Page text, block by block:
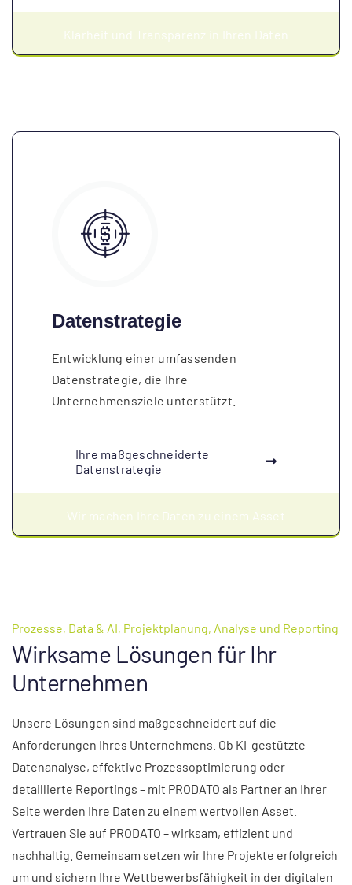
Klarheit und Transparenz in Ihren Daten
Datenstrategie
Entwicklung einer umfassenden
Datenstrategie, die Ihre
Unternehmensziele unterstützt.
Ihre maßgeschneiderte
Datenstrategie
Wir machen Ihre Daten zu einem Asset
Prozesse, Data & AI, Projektplanung, Analyse und Reporting
Wirksame Lösungen für Ihr
Unternehmen
Unsere Lösungen sind maßgeschneidert auf die
Anforderungen Ihres Unternehmens. Ob KI-gestützte
Datenanalyse, effektive Prozessoptimierung oder
detaillierte Reportings – mit PRODATO als Partner an Ihrer
Seite werden Ihre Daten zu einem wertvollen Asset.
Vertrauen Sie auf PRODATO – wirksam, effizient und
nachhaltig. Gemeinsam setzen wir Ihre Projekte erfolgreich
um und sichern Ihre Wettbewerbsfähigkeit in der digitalen